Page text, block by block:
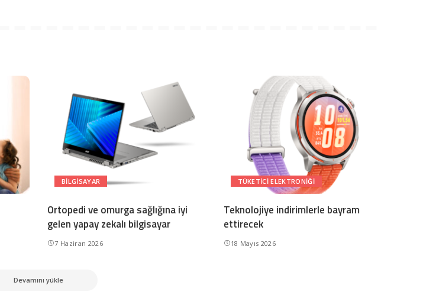
BILGISAYAR
Ortopedi ve omurga sağlığına iyi
gelen yapay zekalı bilgisayar
7 Haziran 2026
TÜKETICI ELEKTRONIĞI
Teknolojiye indirimlerle bayram
ettirecek
18 Mayıs 2026
Devamını yükle